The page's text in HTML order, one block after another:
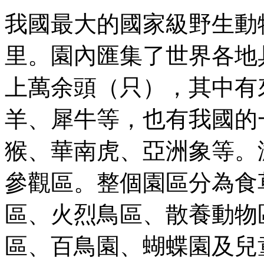
我國最大的國家級野生
里。園內匯集了世界各
上萬余頭（只），其中
羊、犀牛等，也有我國
猴、華南虎、亞洲象等
參觀區。整個園區分為
區、火烈鳥區、散養動
區、百鳥園、蝴蝶園及